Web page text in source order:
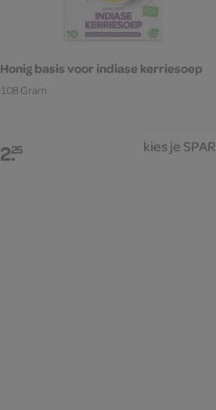
Honig basis voor indiase kerriesoep
108 Gram
2.25 kies je SPAR